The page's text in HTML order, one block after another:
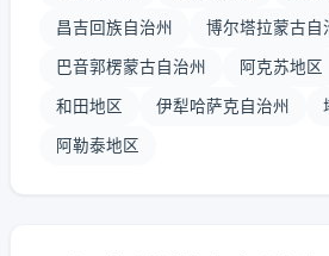
昌吉回族自治州 博尔塔拉蒙古自
巴音郭楞蒙古自治州 阿克苏地区
和田地区 伊犁哈萨克自治州
阿勒泰地区